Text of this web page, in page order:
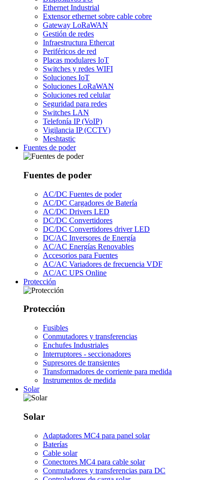
Ethernet Industrial
Extensor ethernet sobre cable cobre
Gateway LoRaWAN
Gestión de redes
Infraestructura Ethercat
Periféricos de red
Placas modulares IoT
Switches y redes WIFI
Soluciones IoT
Soluciones LoRaWAN
Soluciones red celular
Seguridad para redes
Switches LAN
Telefonía IP (VoIP)
Vigilancia IP (CCTV)
Meshtastic
Fuentes de poder
Fuentes de poder
AC/DC Fuentes de poder
AC/DC Cargadores de Batería
AC/DC Drivers LED
DC/DC Convertidores
DC/DC Convertidores driver LED
DC/AC Inversores de Energía
AC/AC Energías Renovables
Accesorios para Fuentes
AC/AC Variadores de frecuencia VDF
AC/AC UPS Online
Protección
Protección
Fusibles
Conmutadores y transferencias
Enchufes Industriales
Interruptores - seccionadores
Supresores de transientes
Transformadores de corriente para medida
Instrumentos de medida
Solar
Solar
Adaptadores MC4 para panel solar
Baterías
Cable solar
Conectores MC4 para cable solar
Conmutadores y transferencias para DC